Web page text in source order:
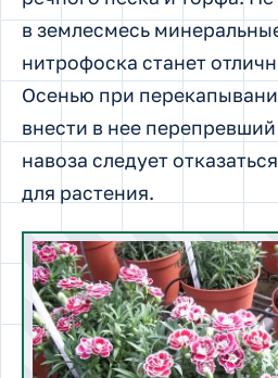
в землесмесь
нитрофоска станет
Осенью при
внести в нее
навоза следует
для растения.